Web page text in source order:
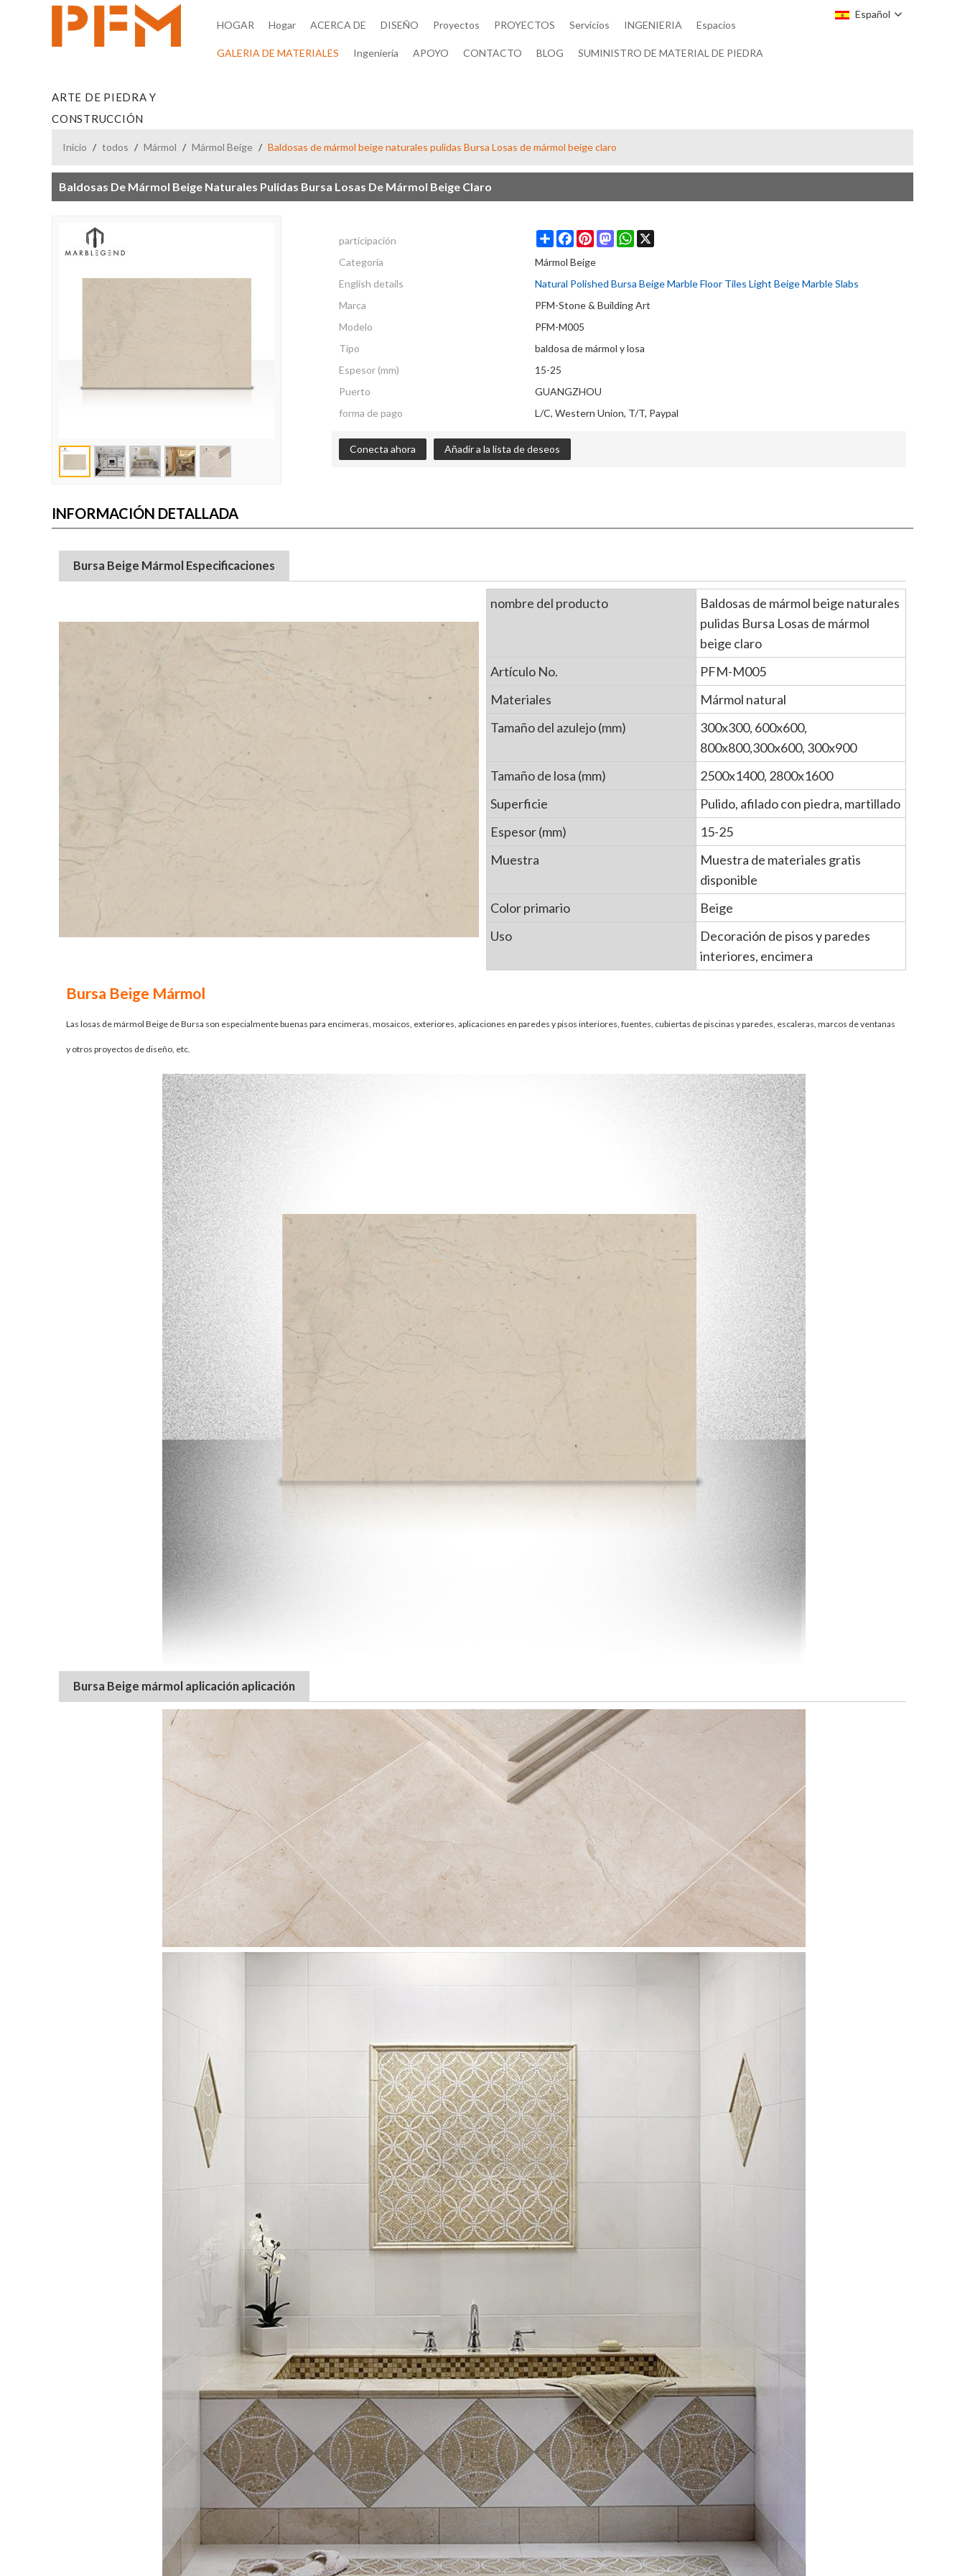
ARTE DE PIEDRA Y
CONSTRUCCIÓN
Español
HOGAR
Hogar ACERCA DE DISEÑO Proyectos PROYECTOS Servicios INGENIERIA Espacios
GALERIA DE MATERIALES Ingeniería APOYO CONTACTO BLOG SUMINISTRO DE MATERIAL DE PIEDRA
Inicio / todos / Mármol / Mármol Beige / Baldosas de mármol beige naturales pulidas Bursa Losas de mármol beige claro
Baldosas De Mármol Beige Naturales Pulidas Bursa Losas De Mármol Beige Claro
participación ShareFacebookPinterestMastodonWhatsApp
Categoría
Mármol Beige
English details
Natural Polished Bursa Beige Marble Floor Tiles Light Beige Marble Slabs
Marca
PFM-Stone & Building Art
Modelo
PFM-M005
Tipo
baldosa de mármol y losa
Espesor (mm)
15-25
Puerto
GUANGZHOU
forma de pago
L/C, Western Union, T/T, Paypal
Conecta ahora Añadir a la lista de deseos
INFORMACIÓN DETALLADA
Bursa Beige Mármol Especificaciones
nombre del producto
Baldosas de mármol beige naturales
pulidas Bursa Losas de mármol
beige claro
Artículo No.
PFM-M005
Materiales
Mármol natural
Tamaño del azulejo (mm)
300x300, 600x600,
800x800,300x600, 300x900
Tamaño de losa (mm)
2500x1400, 2800x1600
Superficie
Pulido, afilado con piedra, martillado
Espesor (mm)
15-25
Muestra
Muestra de materiales gratis
disponible
Color primario
Beige
Uso
Decoración de pisos y paredes
interiores, encimera
Bursa Beige Mármol
Las losas de mármol Beige de Bursa son especialmente buenas para encimeras, mosaicos, exteriores, aplicaciones en paredes y pisos interiores, fuentes, cubiertas de piscinas y paredes, escaleras, marcos de ventanas
y otros proyectos de diseño, etc.
Bursa Beige mármol aplicación aplicación